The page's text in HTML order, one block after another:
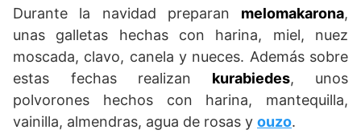
Durante la navidad preparan melomakarona,
unas galletas hechas con harina, miel, nuez
moscada, clavo, canela y nueces. Además sobre
estas fechas realizan kurabiedes, unos
polvorones hechos con harina, mantequilla,
vainilla, almendras, agua de rosas y ouzo.